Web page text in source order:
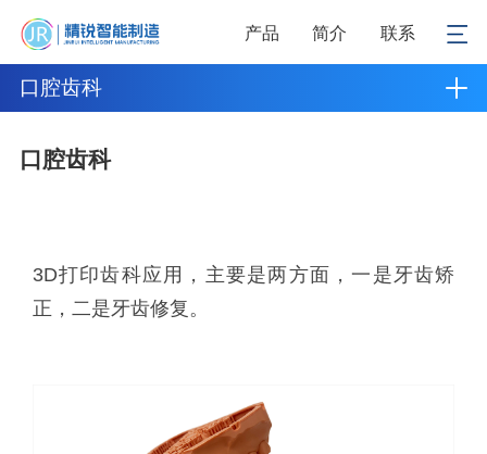
产品 简介 联系
口腔齿科
口腔齿科
3D打印齿科应用，主要是两方面，一是牙齿矫
正，二是牙齿修复。